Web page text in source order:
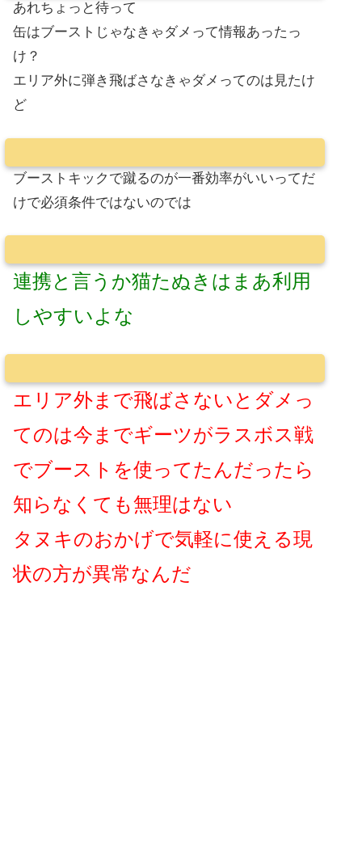
あれちょっと待って
缶はブーストじゃなきゃダメって情報あったっ
け？
エリア外に弾き飛ばさなきゃダメってのは見たけ
ど
ブーストキックで蹴るのが一番効率がいいってだ
けで必須条件ではないのでは
連携と言うか猫たぬきはまあ利用
しやすいよな
エリア外まで飛ばさないとダメっ
てのは今までギーツがラスボス戦
でブーストを使ってたんだったら
知らなくても無理はない
タヌキのおかげで気軽に使える現
状の方が異常なんだ